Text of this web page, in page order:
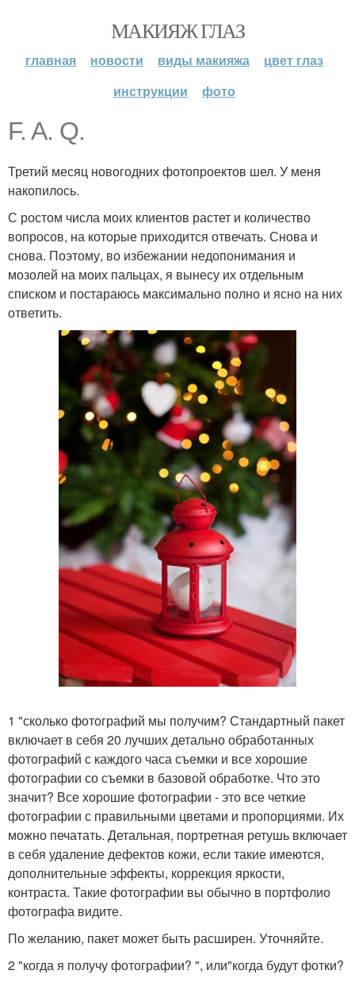
МАКИЯЖ ГЛАЗ
главная новости виды макияжа
цвет глаз
инструкции
фото
F. A. Q.
Третий месяц новогодних фотопроектов шел. У меня
накопилось.
С ростом числа моих клиентов растет и количество
вопросов, на которые приходится отвечать. Снова и
снова. Поэтому, во избежании недопонимания и
мозолей на моих пальцах, я вынесу их отдельным
списком и постараюсь максимально полно и ясно на них
ответить.
1 "сколько фотографий мы получим? Стандартный пакет
включает в себя 20 лучших детально обработанных
фотографий с каждого часа съемки и все хорошие
фотографии со съемки в базовой обработке. Что это
значит? Все хорошие фотографии - это все четкие
фотографии с правильными цветами и пропорциями. Их
можно печатать. Детальная, портретная ретушь включает
в себя удаление дефектов кожи, если такие имеются,
дополнительные эффекты, коррекция яркости,
контраста. Такие фотографии вы обычно в портфолио
фотографа видите.
По желанию, пакет может быть расширен. Уточняйте.
2 "когда я получу фотографии? ", или"когда будут фотки?